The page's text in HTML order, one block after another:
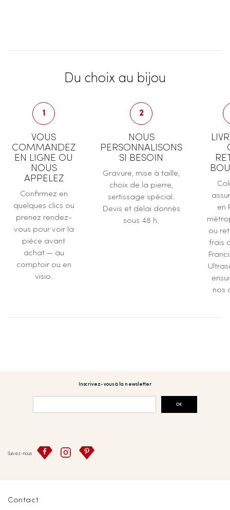
Du choix au bijou
1
VOUS
COMMANDEZ
EN LIGNE OU
NOUS
APPELEZ
Confirmez en
quelques clics ou
prenez rendez-
vous pour voir la
pièce avant
achat — au
comptoir ou en
visio.
2
NOUS
PERSONNALISONS
SI BESOIN
Gravure, mise à taille,
choix de la pierre,
sertissage spécial.
Devis et délai donnés
sous 48 h.
en
ou
frais
nos
Inscrivez-vous à la newsletter
OK
Suivez-nous
Contact